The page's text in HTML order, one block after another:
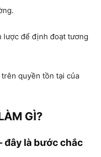
lược để định đoạt tương
quyền tồn tại của
GÌ?
đây là bước chắc